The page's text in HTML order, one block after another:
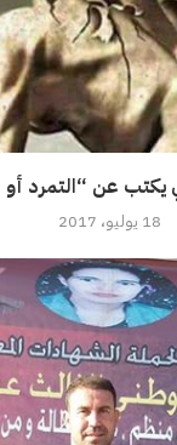
يكتب عن “التمرد
18 يوليو، 2017